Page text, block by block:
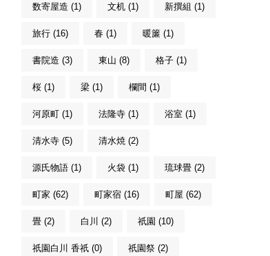
数寄屋造 (1) 文机 (1) 新撰組 (1)
旅行 (16) 春 (1) 暖簾 (1)
書院造 (3) 東山 (8) 格子 (1)
桜 (1) 梁 (1) 欄間 (1)
河原町 (1) 法隆寺 (1) 浴室 (1)
清水寺 (5) 清水焼 (2)
源氏物語 (1) 火袋 (1) 琉球畳 (2)
町家 (62) 町家宿 (16) 町屋 (62)
畳 (2) 白川 (2) 祇園 (10)
祇園白川 香祇 (0) 祇園祭 (2)